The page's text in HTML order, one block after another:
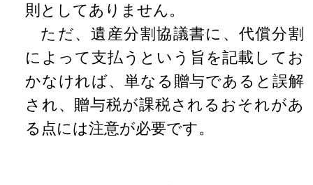
則としてありません。
ただ、遺産分割協議書に、代償分割
によって支払うという旨を記載してお
かなければ、単なる贈与であると誤解
され、贈与税が課税されるおそれがあ
る点には注意が必要です。